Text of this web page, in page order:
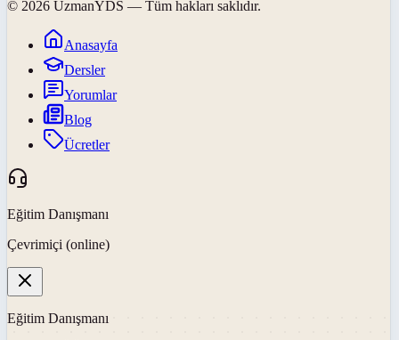
© 2026 UzmanYDS — Tüm hakları saklıdır.
Anasayfa
Dersler
Yorumlar
Blog
Ücretler
Eğitim Danışmanı
Çevrimiçi (online)
Eğitim Danışmanı